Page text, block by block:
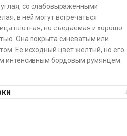
со слабовыраженными
в ней могут встречаться
плотная, но съедаемая и хорошо
Она покрыта синеватым или
Ее исходный цвет желтый, но его
интенсивным бордовым румянцем.